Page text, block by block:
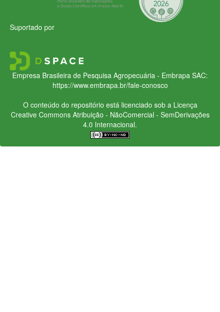
Suportado por
Empresa Brasileira de Pesquisa Agropecuária - Embrapa SAC:
https://www.embrapa.br/fale-conosco
O conteúdo do repositório está licenciado sob a Licença
Creative CommonsAtribuição - NãoComercial - SemDerivações
4.0 Internacional.